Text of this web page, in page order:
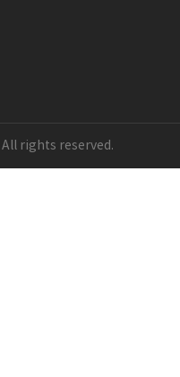
All rights reserved.